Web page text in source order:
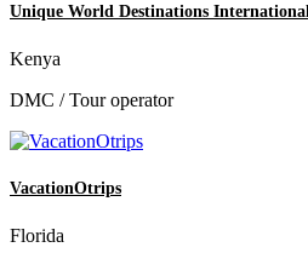
Unique World Destinations International
Kenya
DMC / Tour operator
VacationOtrips
Florida